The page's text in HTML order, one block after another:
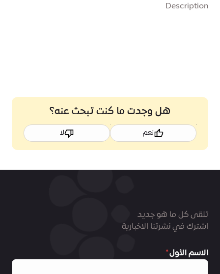
Description
هل وجدت ما كنت تبحث عنه؟
نعم لا
تلقى كل ما هو جديد
اشترك في نشرتنا الاخبارية
الاسم الأول